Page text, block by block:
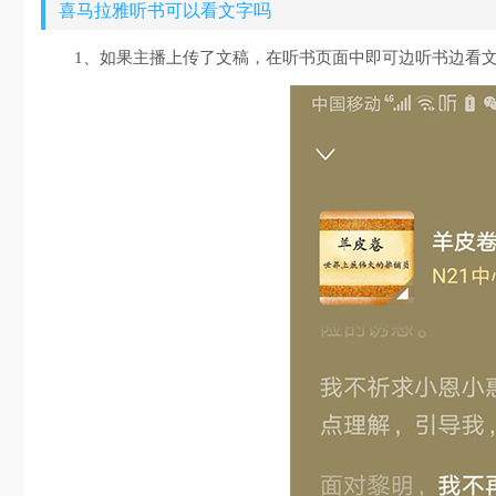
喜马拉雅听书可以看文字吗
1、如果主播上传了文稿，在听书页面中即可边听书边看